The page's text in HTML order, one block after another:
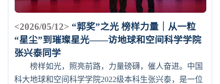
<2026/05/12> “郭奖”之光 榜样力量｜从一粒
“星尘”到璀璨星光——访地球和空间科学学院
张兴泰同学
榜样如光，照亮前路，力量磅礴，催人奋进。中国
科大地球和空间科学学院2022级本科生张兴泰，是一位